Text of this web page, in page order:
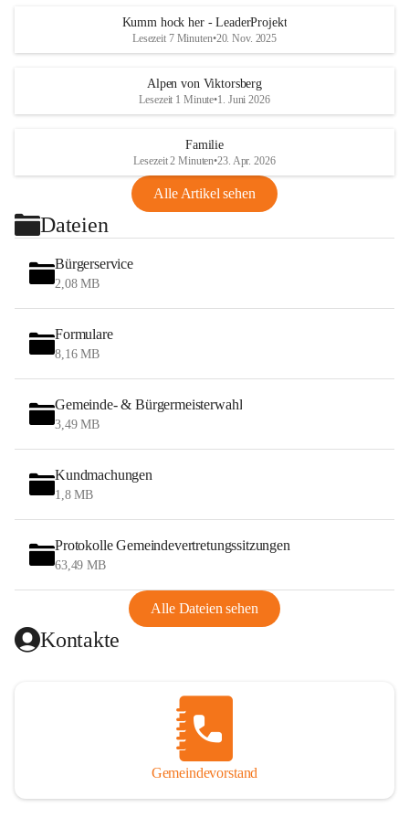
Kumm hock her - LeaderProjekt
Lesezeit 7 Minuten•20. Nov. 2025
Alpen von Viktorsberg
Lesezeit 1 Minute•1. Juni 2026
Familie
Lesezeit 2 Minuten•23. Apr. 2026
Alle Artikel sehen
Dateien
Bürgerservice
2,08 MB
Formulare
8,16 MB
Gemeinde- & Bürgermeisterwahl
3,49 MB
Kundmachungen
1,8 MB
Protokolle Gemeindevertretungssitzungen
63,49 MB
Alle Dateien sehen
Kontakte
Gemeindevorstand